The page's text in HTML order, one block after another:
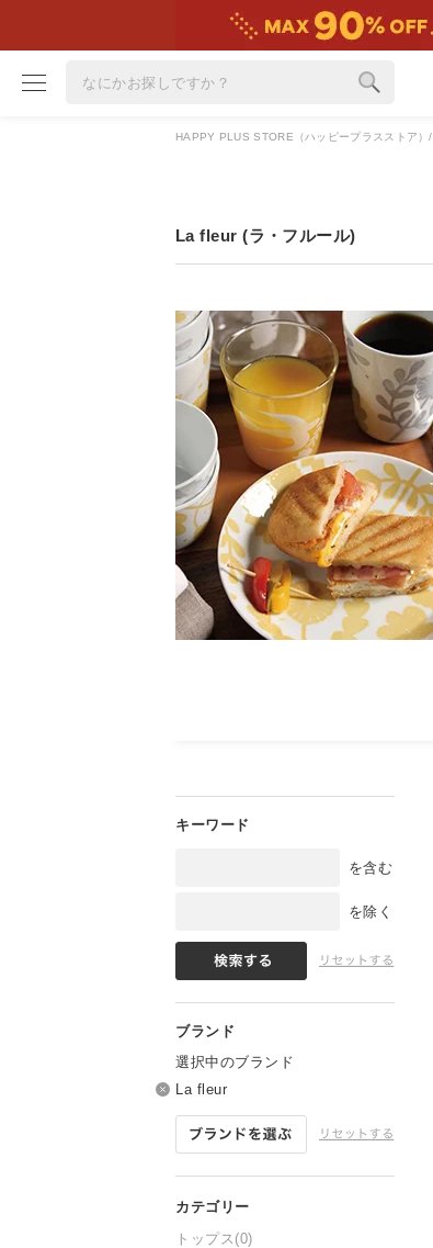
雑誌掲載アイテム
雑誌･書籍(一緒に買うと送料無料)
HAPPY PLUS STORE（ハッピープラスストア）
La fleur (ラ・フルール)
を含む
を除く
選択中のブランド
La fleur
トップス (0)